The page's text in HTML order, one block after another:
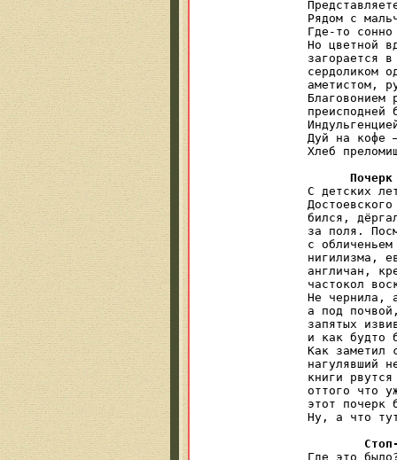
Рядом с
Где-то
Но цветной
загорается
сердоликом
аметистом,
Благовонием
преисподней
Дуй на кофе
Хлеб
Почерк
С детских
бился,
за поля.
с
нигилизма,
англичан,
частокол
Не чернила,
а под
запятых
и как будто
Как заметил
нагулявший
книги
оттого что
этот
Ну, а что
Где это